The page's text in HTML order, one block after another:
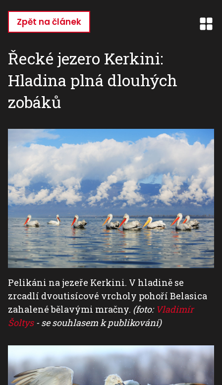
hlavnímu
Zpět na článek
Řecké jezero Kerkini:
Hladina plná dlouhých
zobáků
Pelikáni na jezeře Kerkini. V hladině se
zrcadlí dvoutisícové vrcholy pohoří Belasica
zahalené bělavými mračny. (foto: Vladimír
Šoltys- se souhlasem k publikování)